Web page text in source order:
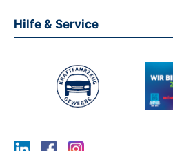
Hilfe & Service